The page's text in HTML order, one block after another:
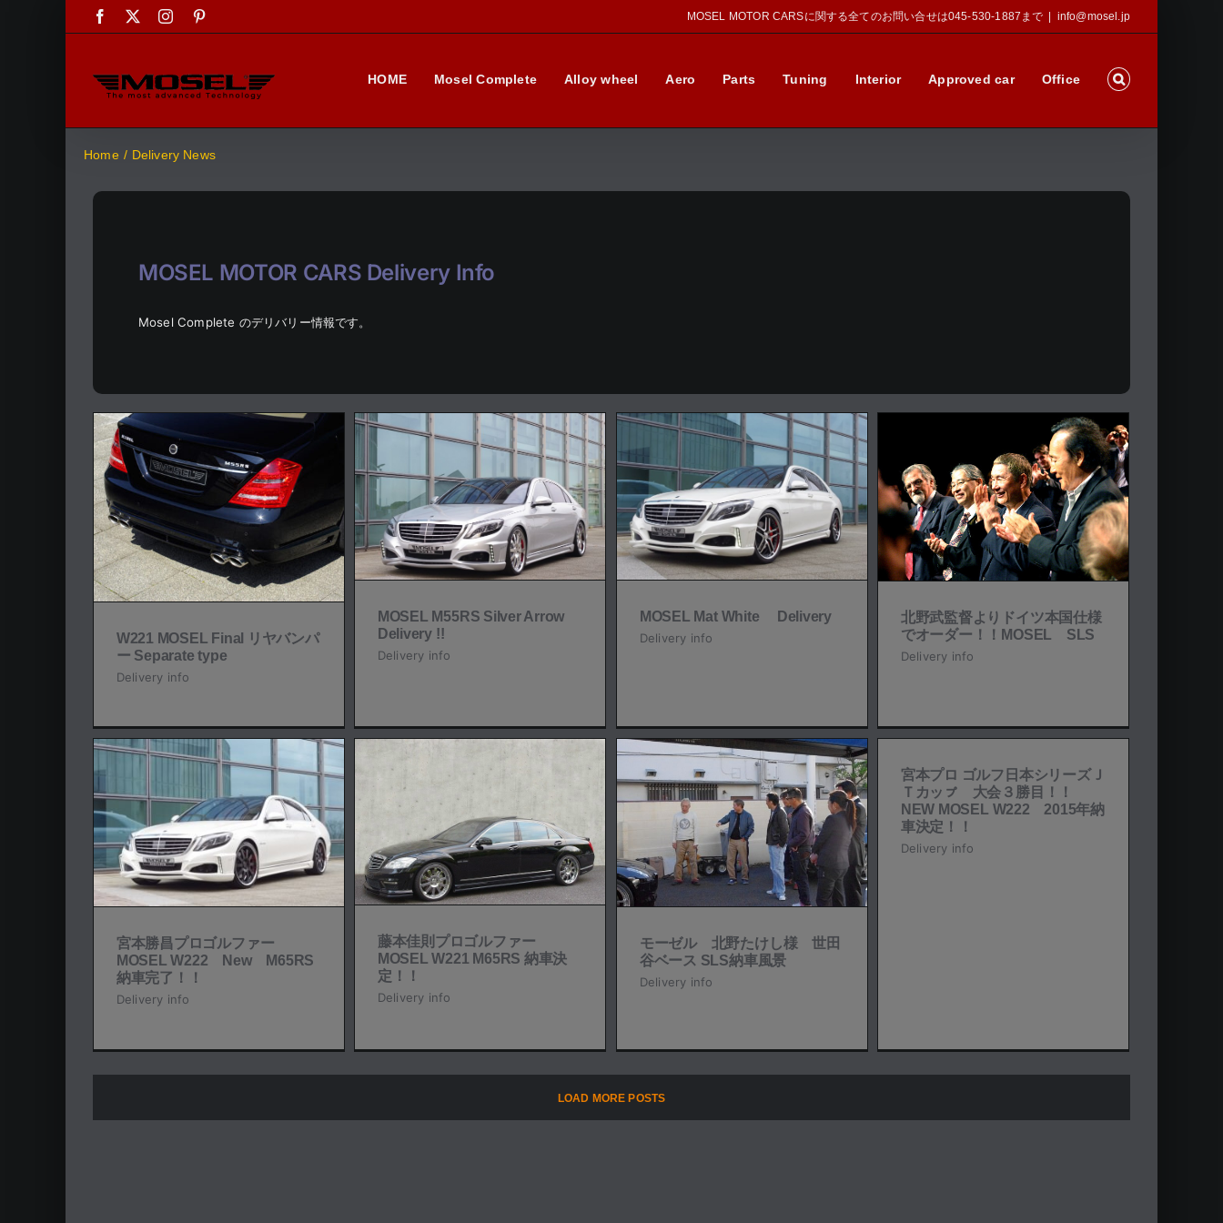
Facebook InstagramPinterest MOSEL MOTOR CARSに関する全てのお問い合せは045-530-1887まで info@mosel.jp
HOME Mosel Complete Alloy wheel Aero Parts Tuning Interior Approved car Office
Home Delivery News
MOSEL MOTOR CARS Delivery Info
Mosel Complete のデリバリー情報です。
W221 MOSEL Final リヤバンパ
ー Separate type
Delivery info
MOSEL M55RS Silver
Arrow Delivery !!
Delivery info
MOSEL M55RS Silver Arrow
Delivery !!
Delivery info
MOSEL Mat White
Delivery
Delivery info
MOSEL Mat White Delivery
Delivery info
北野武監督よりドイツ本国
仕様でオーダー！！
MOSEL SLS
Delivery info
北野武監督よりドイツ本国仕様
でオーダー！！MOSEL SLS
Delivery info
宮本勝昌プロゴルファー
MOSEL W222 New M65RS
納車完了！！
Delivery info
藤本佳則プロゴルファー
MOSEL W221 M65RS 納車
決定！！
Delivery info
藤本佳則プロゴルファー
MOSEL W221 M65RS 納車決
定！！
Delivery info
モーゼル 北野たけし様
世田谷ベース SLS納車風景
Delivery info
モーゼル 北野たけし様 世田
谷ベース SLS納車風景
Delivery info
宮本プロ ゴルフ日本シリーズＪ
Ｔカッㇷ゚ 大会３勝目！！
NEW MOSEL W222 2015年納
車決定！！
Delivery info
LOAD MORE POSTS